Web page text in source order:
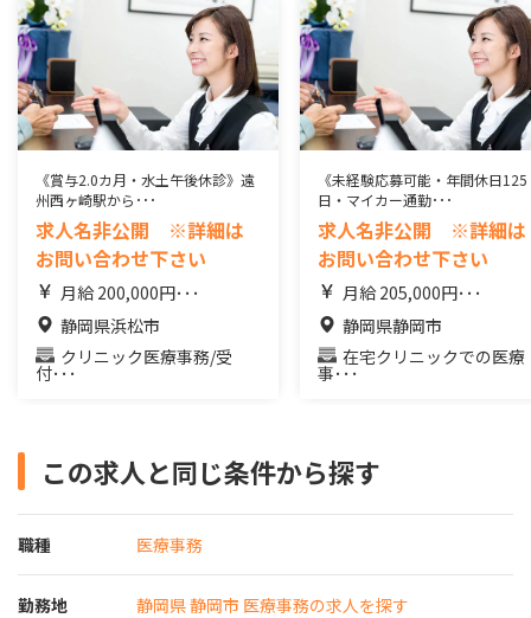
《賞与2.0カ月・水土午後休診》遠
州西ヶ崎駅から･･･
求人名非公開 ※詳細は
お問い合わせ下さい
月給 200,000円･･･
静岡県浜松市
クリニック医療事務/受
付･･･
《未経験応募可能・年間休日125
日・マイカー通勤･･･
求人名非公開 ※詳細は
お問い合わせ下さい
月給 205,000円･･･
静岡県静岡市
在宅クリニックでの医療
事･･･
この求人と同じ条件から探す
職種 医療事務
勤務地 静岡県 静岡市 医療事務の求人を探す